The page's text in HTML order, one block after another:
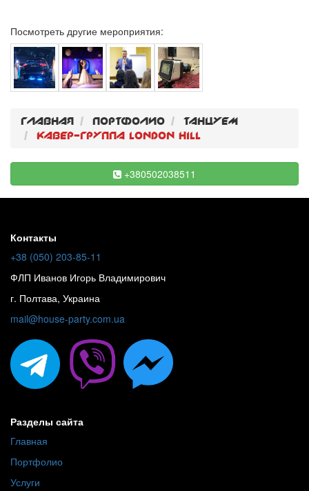
Посмотреть другие мероприятия:
Главная Портфолио
Танцуем
Кавер-группа London Hill
+380502038511
Контакты
+38 (050) 203-85-11
ФЛП Иванов Игорь Владимирович
г. Полтава, Украина
mail@house-party.com.ua
Разделы сайта
Главная
Портфолио
Услуги